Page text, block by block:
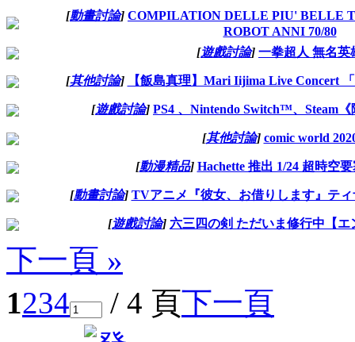
[動畫討論] COMPILATION DELLE PIU' BELLE
ROBOT ANNI 70/80
[遊戲討論] 一拳超人 無名英
[其他討論] 【飯島真理】Mari Iijima Live Concert
[遊戲討論] PS4 、Nintendo Switch™、Steam
[其他討論] comic world
[動漫精品] Hachette 推出 1/24 超時空
[動畫討論] TVアニメ『彼女、お借りします』テ
[遊戲討論] 六三四の剣 ただいま修行中【エ
下一頁 »
1234 / 4 頁下一頁